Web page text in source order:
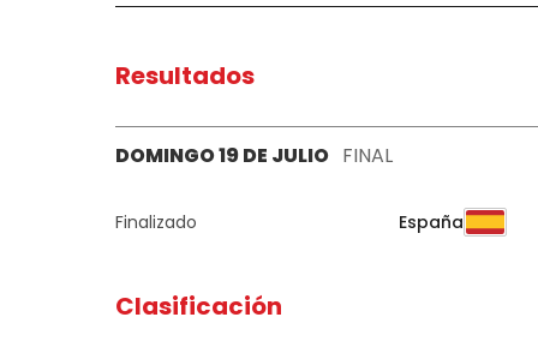
Resultados
DOMINGO 19 DE JULIO FINAL
Finalizado España
Clasificación